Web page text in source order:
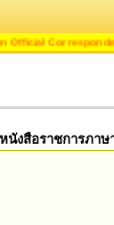
นังสือราชการภาษ